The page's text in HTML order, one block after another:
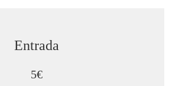
Entrada
5€